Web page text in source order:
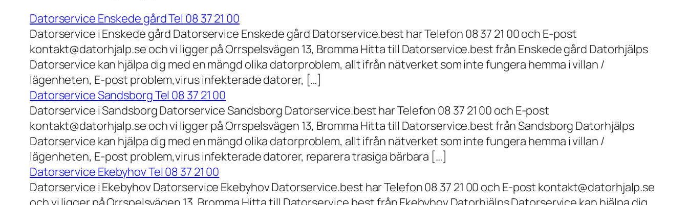
Datorservice Enskede gård Tel 08 37 21 00
Datorservice i Enskede gård Datorservice Enskede gård Datorservice.best har Telefon 08 37 21 00 och E-post
kontakt@datorhjalp.se och vi ligger på Orrspelsvägen 13, Bromma Hitta till Datorservice.best från Enskede gård Datorhjälps
Datorservice kan hjälpa dig med en mängd olika datorproblem, allt ifrån nätverket som inte fungera hemma i villan /
lägenheten, E-post problem,virus infekterade datorer, […]
Datorservice Sandsborg Tel 08 37 21 00
Datorservice i Sandsborg Datorservice Sandsborg Datorservice.best har Telefon 08 37 21 00 och E-post
kontakt@datorhjalp.se och vi ligger på Orrspelsvägen 13, Bromma Hitta till Datorservice.best från Sandsborg Datorhjälps
Datorservice kan hjälpa dig med en mängd olika datorproblem, allt ifrån nätverket som inte fungera hemma i villan /
lägenheten, E-post problem,virus infekterade datorer, reparera trasiga bärbara […]
Datorservice Ekebyhov Tel 08 37 21 00
Datorservice i Ekebyhov Datorservice Ekebyhov Datorservice.best har Telefon 08 37 21 00 och E-post kontakt@datorhjalp.se